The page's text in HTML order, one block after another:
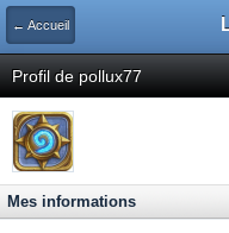
← Accueil
Profil de pollux77
Mes informations